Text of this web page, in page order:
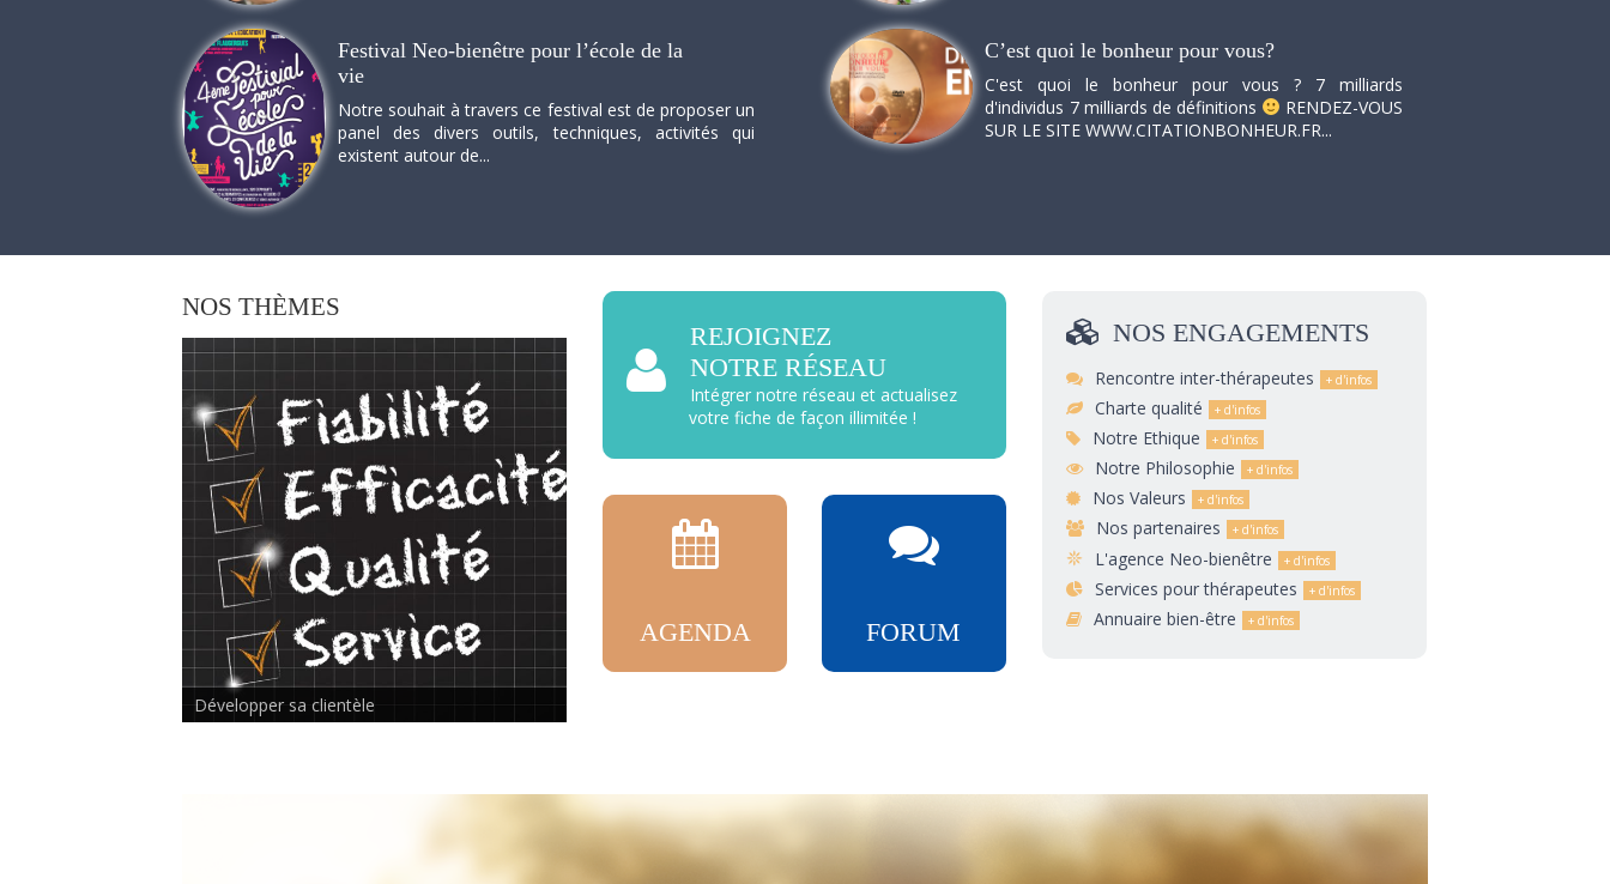
Festival Neo-bienêtre pour l’école de la
vie
Notre souhait à travers ce festival est de proposer un
panel des divers outils, techniques, activités qui
existent autour de...
C’est quoi le bonheur pour vous?
C'est quoi le bonheur pour vous ? 7 milliards
d'individus 7 milliards de définitions
RENDEZ-VOUS
SUR LE SITE WWW.CITATIONBONHEUR.FR...
NOS THÈMES
Rencontre inter-thérapeutes
REJOIGNEZ
NOTRE RÉSEAU
Intégrer notre réseau et actualisez
votre fiche de façon illimitée !
AGENDA FORUM
NOS ENGAGEMENTS
Rencontre inter-thérapeutes
Charte qualité
Notre Ethique
Notre Philosophie
Nos Valeurs
Nos partenaires
L'agence Neo-bienêtre
Services pour thérapeutes
Annuaire bien-être